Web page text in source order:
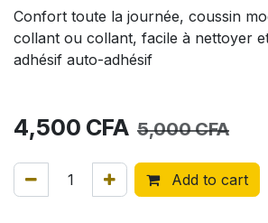
Confort toute la journée, coussin
collant ou collant, facile à nettoyer
adhésif auto-adhésif
4,500 CFA 5,000CFA
Add to cart